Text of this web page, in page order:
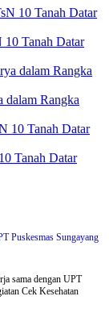
10 Tanah Datar
dalam Rangka
Tanah Datar
Puskesmas Sungayang
sama dengan UPT
Cek Kesehatan